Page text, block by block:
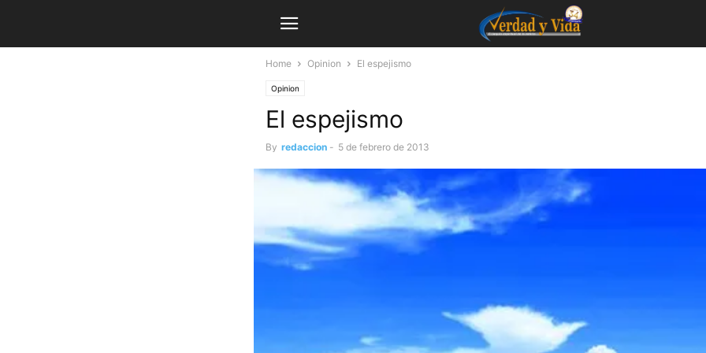
Home Opinion El espejismo
Opinion
El espejismo
By redaccion - 5 de febrero de 2013